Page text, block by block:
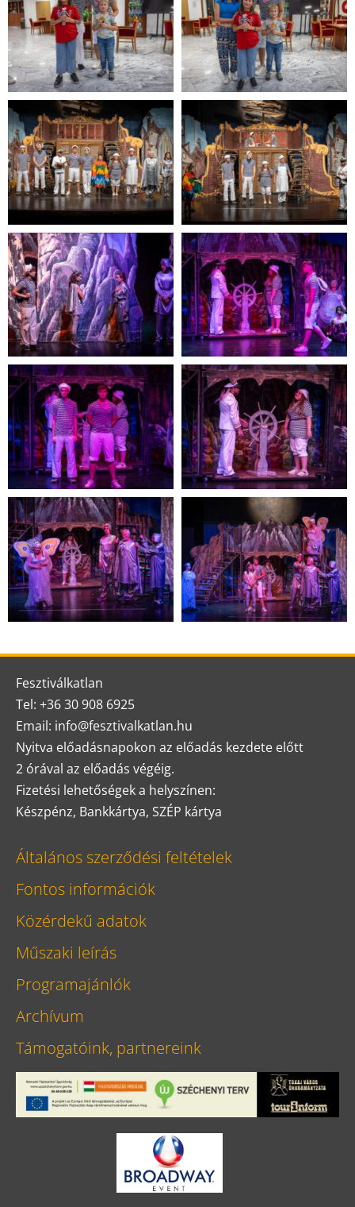
Fesztiválkatlan
Tel: +36 30 908 6925
Email: info@fesztivalkatlan.hu
Nyitva előadásnapokon az előadás kezdete előtt
2 órával az előadás végéig.
Fizetési lehetőségek a helyszínen:
Készpénz, Bankkártya, SZÉP kártya
Általános szerződési feltételek
Fontos információk
Közérdekű adatok
Műszaki leírás
Programajánlók
Archívum
Támogatóink, partnereink